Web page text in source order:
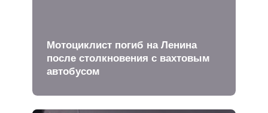
Мотоциклист погиб на Ленина
после столкновения с вахтовым
автобусом